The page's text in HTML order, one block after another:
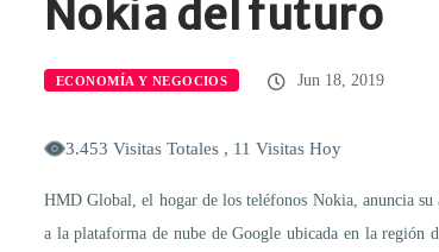
Nokia del futuro
ECONOMÍA Y NEGOCIOS Jun 18, 2019
3.453 Visitas Totales , 11 Visitas Hoy
HMD Global, el hogar de los teléfonos Nokia, anuncia su
a la plataforma de nube de Google ubicada en la región